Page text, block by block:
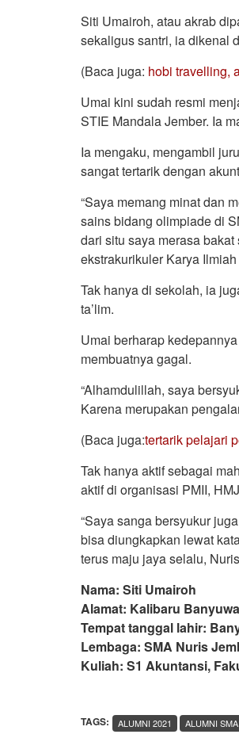
Siti Umairoh, atau akrab
sekaligus santri, ia dikenal
(Baca juga: hobi travelling,
Umai kini sudah resmi
STIE Mandala Jember. Ia
Ia mengaku, mengambil
sangat tertarik dengan
“Saya memang minat dan
sains bidang olimpiade di
dari situ saya merasa
ekstrakurikuler Karya
Tak hanya di sekolah, ia
ta’lim.
Umai berharap
membuatnya gagal.
“Alhamdulillah, saya
Karena merupakan
(Baca juga:tertarik pelajari
Tak hanya aktif sebagai
aktif di organisasi PMII,
“Saya sanga bersyukur
bisa diungkapkan lewat
terus maju jaya selalu,
Nama: Siti Umairoh
Alamat: Kalibaru
Tempat tanggal lahir:
Lembaga: SMA Nuris
Kuliah: S1 Akuntansi,
TAGS: ALUMNI 2021 ALUMNI